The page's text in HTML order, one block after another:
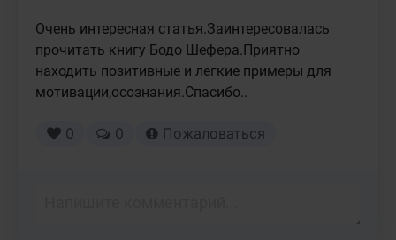
Очень интересная статья.Заинтересовалась
прочитать книгу Бодо Шефера.Приятно
находить позитивные и легкие примеры для
мотивации,осознания.Спасибо..
0 0 Пожаловаться